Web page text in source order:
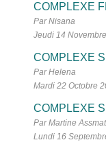
COMPLEXE
Par Nisana
Jeudi 14
COMPLEXE
Par Helena
Mardi 22 Octobre
COMPLEXE
Par Martine Assmat
Lundi 16